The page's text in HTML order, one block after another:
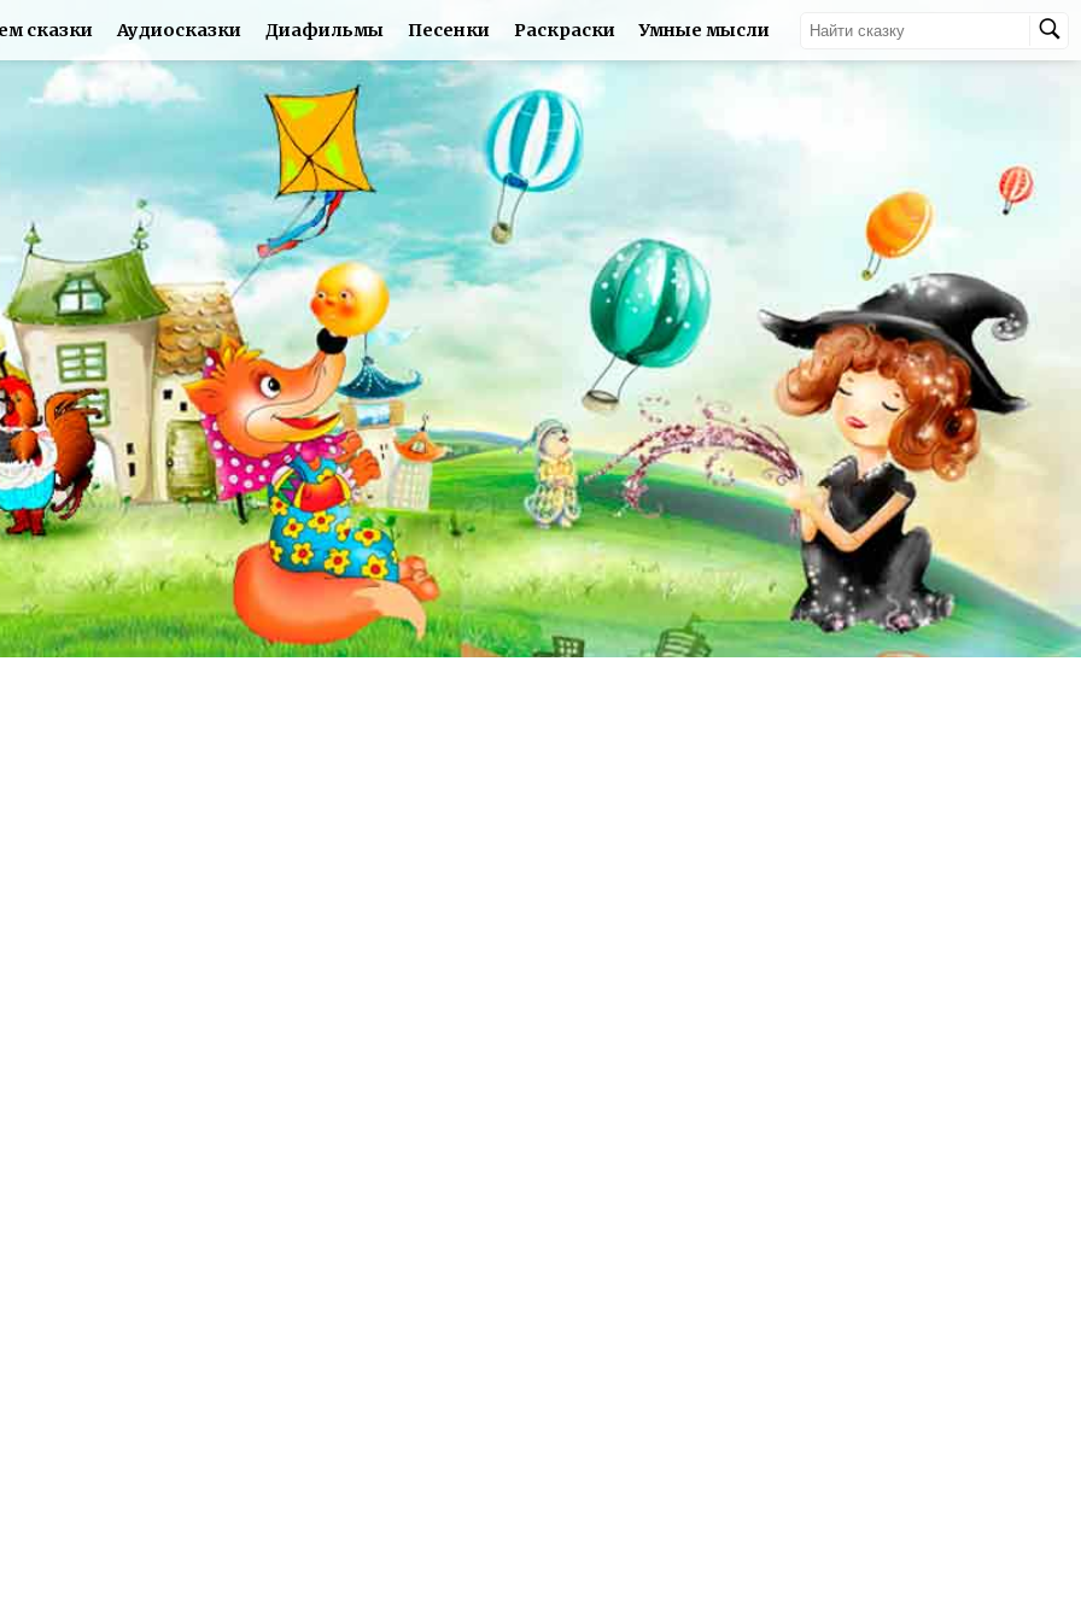
сказки Аудиосказки Диафильмы Песенки Раскраски Умные мысли